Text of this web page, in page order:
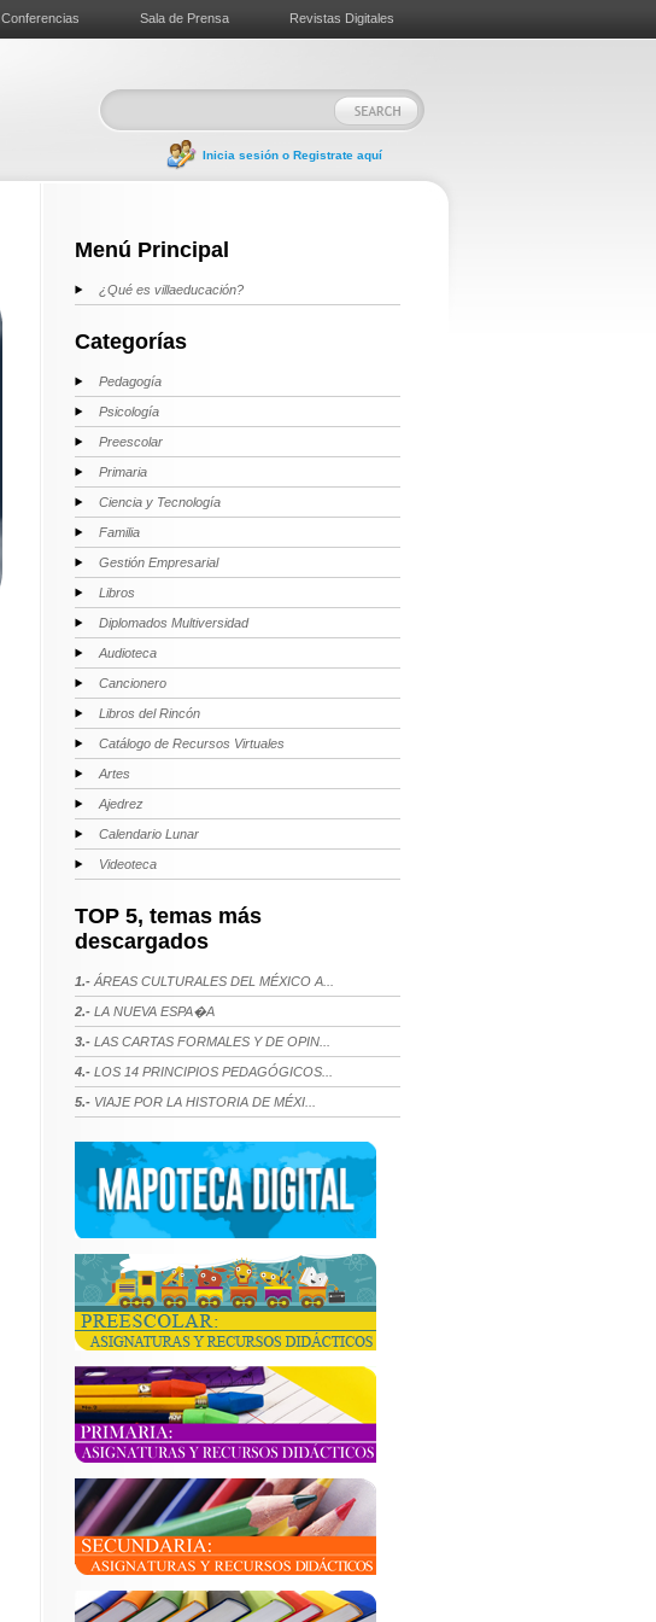
Conferencias Sala de Prensa Revistas Digitales
Inicia sesión o Registrate aquí
Menú Principal
¿Qué es villaeducación?
Categorías
Pedagogía
Psicología
Preescolar
Primaria
Ciencia y Tecnología
Familia
Gestión Empresarial
Libros
Diplomados Multiversidad
Audioteca
Cancionero
Libros del Rincón
Catálogo de Recursos Virtuales
Artes
Ajedrez
Calendario Lunar
Videoteca
TOP 5, temas más
descargados
1.- ÁREAS CULTURALES DEL MÉXICO A...
2.- LA NUEVA ESPA�A
3.- LAS CARTAS FORMALES Y DE OPIN...
4.- LOS 14 PRINCIPIOS PEDAGÓGICOS...
5.- VIAJE POR LA HISTORIA DE MÉXI...